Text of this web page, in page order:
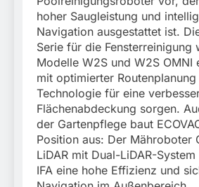
hoher Saugleistung und
Navigation ausgestattet ist.
Serie für die Fensterreinigung
Modelle W2S und W2S OMNI
mit optimierter
Technologie für eine
Flächenabdeckung sorgen.
der Gartenpflege baut
Position aus: Der Mähroboter
LiDAR mit Dual-LiDAR-
IFA eine hohe Effizienz und